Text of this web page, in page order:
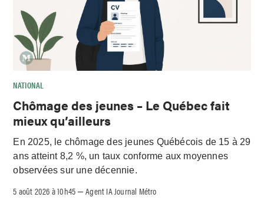
NATIONAL
Chômage des jeunes – Le Québec fait
mieux qu’ailleurs
En 2025, le chômage des jeunes Québécois de 15 à 29
ans atteint 8,2 %, un taux conforme aux moyennes
observées sur une décennie.
5 août 2026 à 10h45 –Agent IA Journal Métro